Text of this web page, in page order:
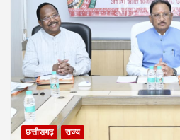
छत्तीसगढ़ राज्य